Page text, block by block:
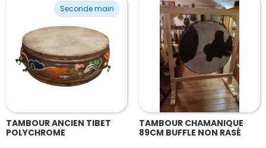
Seconde main
TAMBOUR ANCIEN TIBET
POLYCHROME
TAMBOUR CHAMANIQUE
89CM BUFFLE NON RASÉ